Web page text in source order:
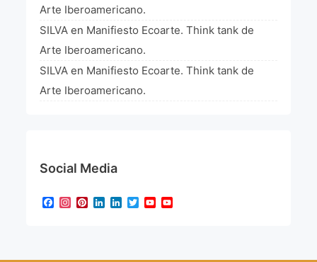
Arte Iberoamericano.
SILVA en Manifiesto Ecoarte. Think tank de
Arte Iberoamericano.
SILVA en Manifiesto Ecoarte. Think tank de
Arte Iberoamericano.
Social Media
Facebook
Instagram
Pinterest
LinkedIn
LinkedIn
TwitterYouTube